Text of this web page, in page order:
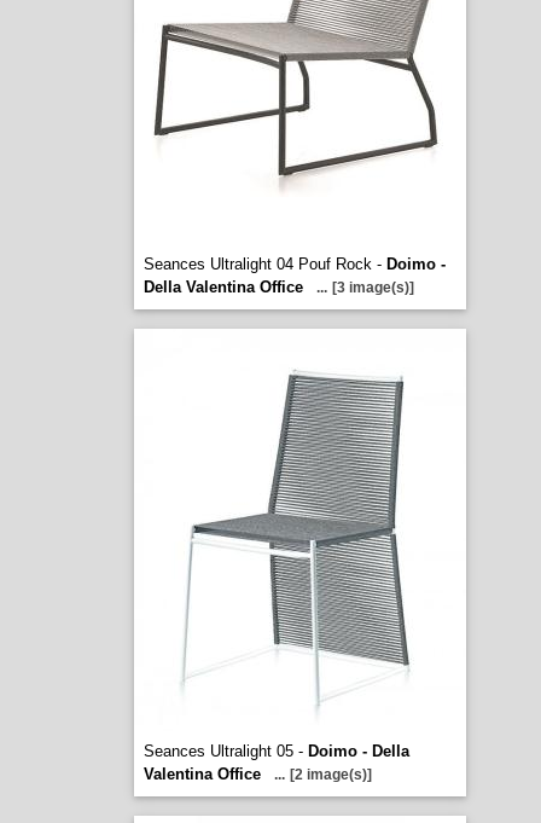
Seances Ultralight 04 Pouf Rock - Doimo -
Della Valentina Office
... [3 image(s)]
Seances Ultralight 05 - Doimo - Della
Valentina Office
... [2 image(s)]